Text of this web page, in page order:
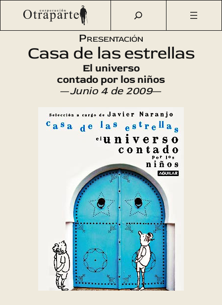
Saltar
Otraparte.org/Agenda Cultural Literatura
Casa de las
Presentación
Casa de las estrellas
El universo
contado por los niños
—Junio 4 de 2009—